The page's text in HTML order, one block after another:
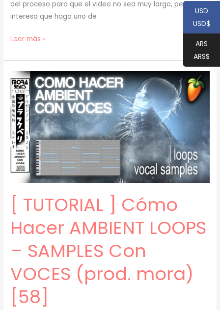
del proceso para que el video no sea muy largo, pero si te
interesa que haga uno de
[
]
Cómo
Hacer
BEATS
Con
SAMPLES
PROPIOS
(prod.
mora)
[59]
Leer más »
[ TUTORIAL ] Cómo
Hacer AMBIENT LOOPS
– SAMPLES Con
VOCES (prod. mora)
[58]
USD
USD$
ARS
ARS$